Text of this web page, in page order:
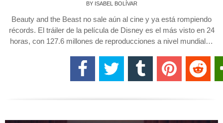
BY ISABEL BOLÍVAR
Beauty and the Beast no sale aún al cine y ya está rompiendo
récords. El tráiler de la película de Disney es el más visto en 24
horas, con 127.6 millones de reproducciones a nivel mundial…